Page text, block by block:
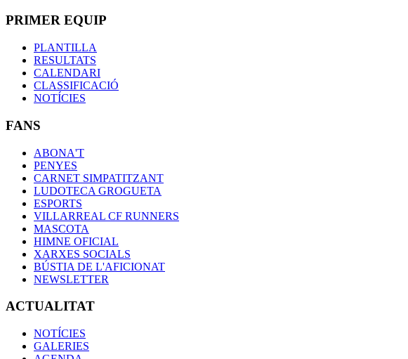
PRIMER EQUIP
PLANTILLA
RESULTATS
CALENDARI
CLASSIFICACIÓ
NOTÍCIES
FANS
ABONA'T
PENYES
CARNET SIMPATITZANT
LUDOTECA GROGUETA
ESPORTS
VILLARREAL CF RUNNERS
MASCOTA
HIMNE OFICIAL
XARXES SOCIALS
BÚSTIA DE L'AFICIONAT
NEWSLETTER
ACTUALITAT
NOTÍCIES
GALERIES